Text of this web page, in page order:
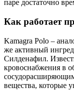
паре достаточно
Как работает
Kamagra Polo –
же активный
Силденафил.
кровоснабжения в
вещества, которые